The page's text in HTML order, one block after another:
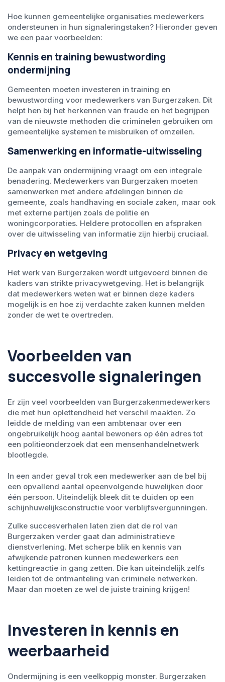
Hoe kunnen gemeentelijke organisaties medewerkers
ondersteunen in hun signaleringstaken? Hieronder geven
we een paar voorbeelden:
Kennis en training bewustwording
ondermijning
Gemeenten moeten investeren in training en
bewustwording voor medewerkers van Burgerzaken. Dit
helpt hen bij het herkennen van fraude en het begrijpen
van de nieuwste methoden die criminelen gebruiken om
gemeentelijke systemen te misbruiken of omzeilen.
Samenwerking en informatie-uitwisseling
De aanpak van ondermijning vraagt om een integrale
benadering. Medewerkers van Burgerzaken moeten
samenwerken met andere afdelingen binnen de
gemeente, zoals handhaving en sociale zaken, maar ook
met externe partijen zoals de politie en
woningcorporaties. Heldere protocollen en afspraken
over de uitwisseling van informatie zijn hierbij cruciaal.
Privacy en wetgeving
Het werk van Burgerzaken wordt uitgevoerd binnen de
kaders van strikte privacywetgeving. Het is belangrijk
dat medewerkers weten wat er binnen deze kaders
mogelijk is en hoe zij verdachte zaken kunnen melden
zonder de wet te overtreden.
Voorbeelden van
succesvolle signaleringen
Er zijn veel voorbeelden van Burgerzakenmedewerkers
die met hun oplettendheid het verschil maakten. Zo
leidde de melding van een ambtenaar over een
ongebruikelijk hoog aantal bewoners op één adres tot
een politieonderzoek dat een mensenhandelnetwerk
blootlegde.
In een ander geval trok een medewerker aan de bel bij
een opvallend aantal opeenvolgende huwelijken door
één persoon. Uiteindelijk bleek dit te duiden op een
schijnhuwelijksconstructie voor verblijfsvergunningen.
Zulke succesverhalen laten zien dat de rol van
Burgerzaken verder gaat dan administratieve
dienstverlening. Met scherpe blik en kennis van
afwijkende patronen kunnen medewerkers een
kettingreactie in gang zetten. Die kan uiteindelijk zelfs
leiden tot de ontmanteling van criminele netwerken.
Maar dan moeten ze wel de juiste training krijgen!
Investeren in kennis en
weerbaarheid
Ondermijning is een veelkoppig monster. Burgerzaken